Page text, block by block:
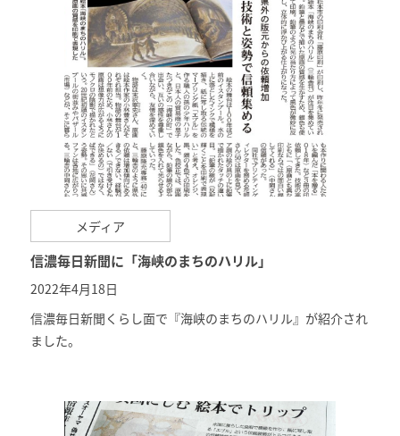
メディア
信濃毎日新聞に「海峡のまちのハリル」
2022年4月18日
信濃毎日新聞くらし面で『海峡のまちのハリル』が紹介され
ました。